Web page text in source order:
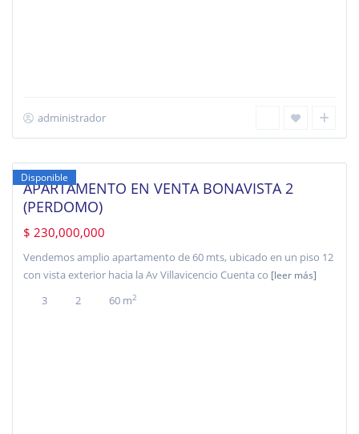
administrador
Bellavista,
Disponible
APARTAMENTO EN VENTA BONAVISTA 2
(PERDOMO)
$ 230,000,000
Vendemos amplio apartamento de 60 mts, ubicado en un piso 12
con vista exterior hacia la Av Villavicencio Cuenta co [leer más]
3 2 60 m2